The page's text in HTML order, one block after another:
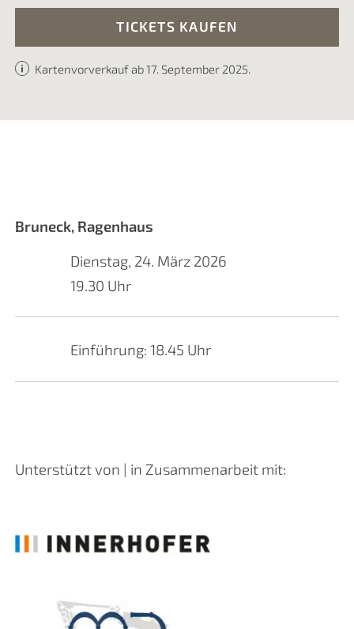
TICKETS KAUFEN
Kartenvorverkauf ab 17. September 2025.
Bruneck, Ragenhaus
Dienstag, 24. März 2026
19.30 Uhr
Einführung: 18.45 Uhr
Unterstützt von | in Zusammenarbeit mit: